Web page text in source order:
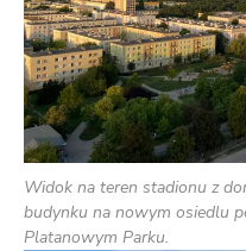
Widok na teren stadionu z
budynku na nowym osiedlu
Platanowym Parku.